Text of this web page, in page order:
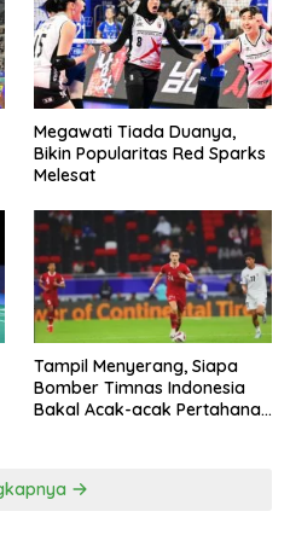
Megawati Tiada Duanya,
Bikin Popularitas Red Sparks
Melesat
Tampil Menyerang, Siapa
Bomber Timnas Indonesia
Bakal Acak-acak Pertahanan